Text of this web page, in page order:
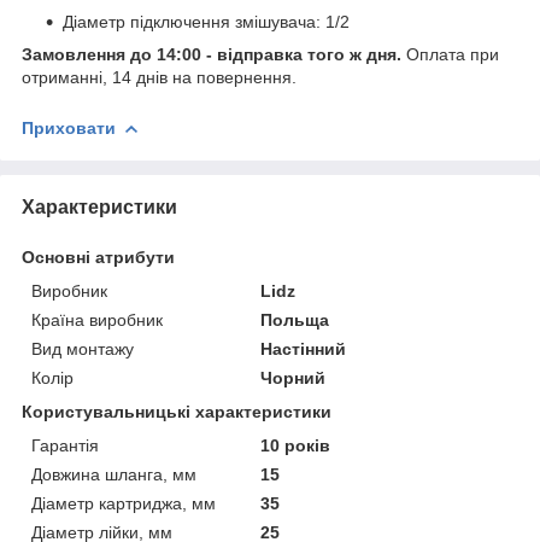
Діаметр підключення змішувача: 1/2
Замовлення до 14:00 - відправка того ж дня. Оплата при
отриманні, 14 днів на повернення.
Приховати
Характеристики
Основні атрибути
Виробник
Lidz
Країна виробник
Польща
Вид монтажу
Настінний
Колір
Чорний
Користувальницькі характеристики
Гарантія
10 років
Довжина шланга, мм
15
Діаметр картриджа, мм
35
Діаметр лійки, мм
25